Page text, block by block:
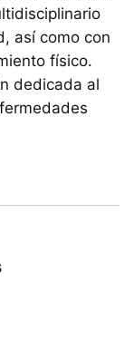
así como con
físico.
dedicada al